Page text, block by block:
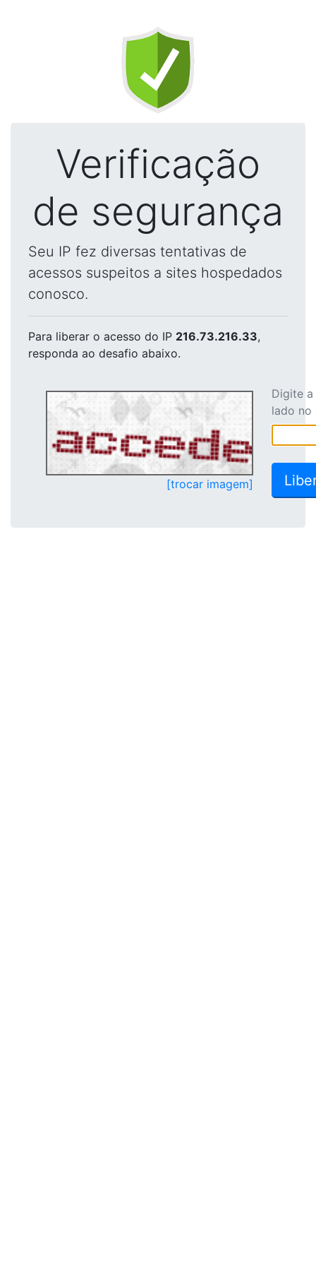
Verificação
de segurança
Seu IP fez diversas tentativas de
acessos suspeitos a sites hospedados
conosco.
Para liberar o acesso do IP 216.73.216.33,
responda ao desafio abaixo.
[trocar imagem]
Digite
lado no